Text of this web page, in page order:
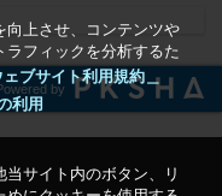
向上させ、コンテンツや
ラフィックを分析するた
ェブサイト利用規約＿
利用
サイト内のボタン、リ
by